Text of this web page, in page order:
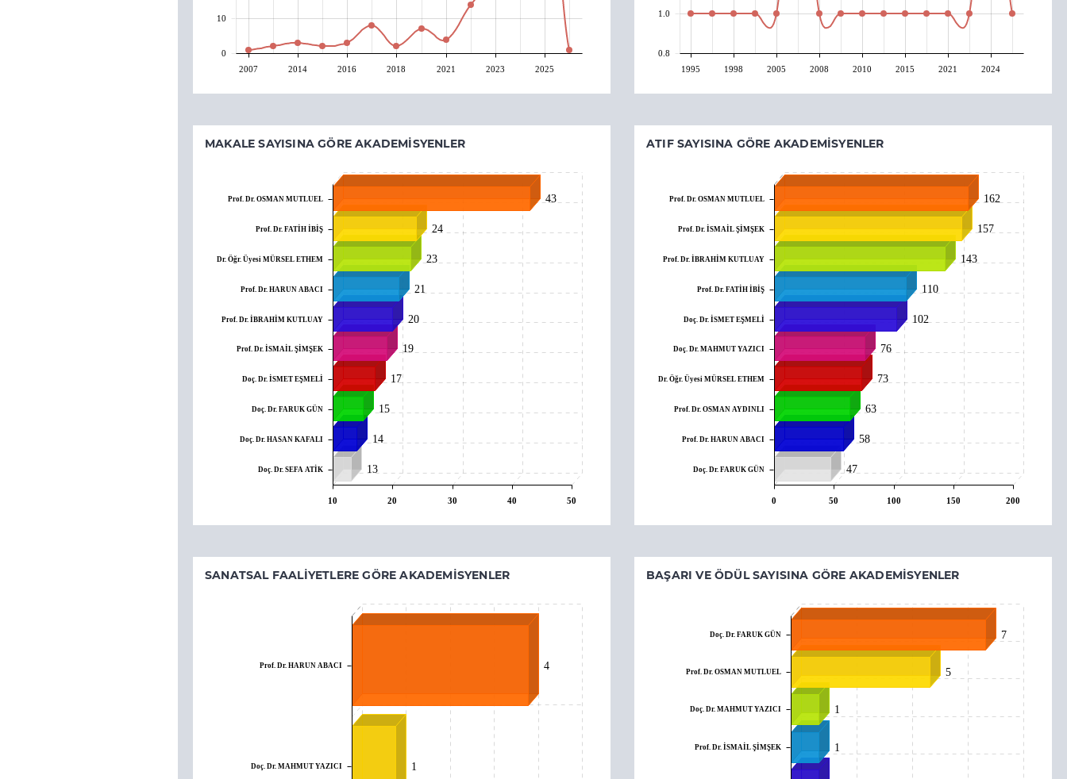
2007 2014 2016 2018 2021 2023 2025
0
10
1995 1998 2005 2008 2010 2015 2021 2024
0.8
1.0
MAKALE SAYISINA GÖRE AKADEMISYENLER
43
24
23
21
20
19
17
15
14
13
Prof. Dr. OSMAN MUTLUEL
Prof. Dr. FATİH İBİŞ
Dr. Öğr. Üyesi MÜRSEL ETHEM
Prof. Dr. HARUN ABACI
Prof. Dr. İBRAHİM KUTLUAY
Prof. Dr. İSMAİL ŞİMŞEK
Doç. Dr. İSMET EŞMELİ
Doç. Dr. FARUK GÜN
Doç. Dr. HASAN KAFALI
Doç. Dr. SEFA ATİK
10 20 30 40 50
ATIF SAYISINA GÖRE AKADEMISYENLER
162
157
143
110
102
76
73
63
58
47
Prof. Dr. OSMAN MUTLUEL
Prof. Dr. İSMAİL ŞİMŞEK
Prof. Dr. İBRAHİM KUTLUAY
Prof. Dr. FATİH İBİŞ
Doç. Dr. İSMET EŞMELİ
Doç. Dr. MAHMUT YAZICI
Dr. Öğr. Üyesi MÜRSEL ETHEM
Prof. Dr. OSMAN AYDINLI
Prof. Dr. HARUN ABACI
Doç. Dr. FARUK GÜN
0 50 100 150 200
SANATSAL FAALIYETLERE GÖRE AKADEMISYENLER
4
1
Prof. Dr. HARUN ABACI
Doç. Dr. MAHMUT YAZICI
BAŞARI VE ÖDÜL SAYISINA GÖRE AKADEMISYENLER
7
5
1
1
Doç. Dr. FARUK GÜN
Prof. Dr. OSMAN MUTLUEL
Doç. Dr. MAHMUT YAZICI
Prof. Dr. İSMAİL ŞİMŞEK